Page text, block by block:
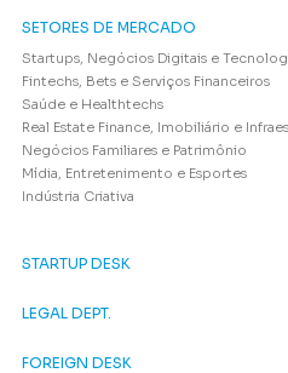
SETORES DE MERCADO
Startups, Negócios Digitais e
Fintechs, Bets e Serviços Financeiros
Saúde e Healthtechs
Real Estate Finance, Imobiliário e
Negócios Familiares e Patrimônio
Mídia, Entretenimento e Esportes
Indústria Criativa
STARTUP DESK
LEGAL DEPT.
FOREIGN DESK